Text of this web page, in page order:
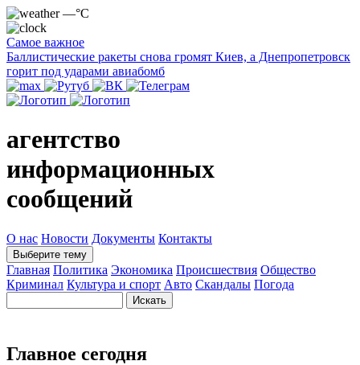
—°C
Самое важное
Баллистические ракеты снова громят Киев, а Днепропетровск
горит под ударами авиабомб
агентство
информационных
сообщений
О нас Новости Документы Контакты
Выберите тему
Главная Политика Экономика Происшествия Общество
Криминал Культура и спорт Авто Скандалы Погода
Главное сегодня